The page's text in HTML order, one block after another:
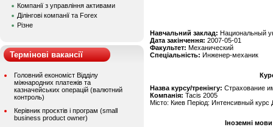
Компанії з управління активами
Ділінгові компанії та Forex
Різне
Термінові вакансії
Головний економіст Відділу
міжнародних платежів та
казначейських операцій (валютний
контроль)
Керівник проєктів і програм (small
business product owner)
Навчальний заклад: Национальный
Дата закінчення: 2007-05-01
Факультет: Механический
Спеціальність: Инженер-механик
Назва курсу/тренінгу: Страхование
Компанія: Tacis 2005
Місто: Киев Період: Интенсивный курс
Іноземні